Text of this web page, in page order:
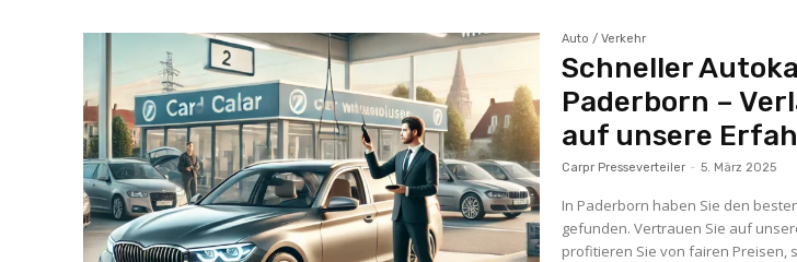
Auto / Verkehr
Schneller
Paderborn –
auf unsere
Carpr Presseverteiler - 5. März 2025
In Paderborn haben Sie den
gefunden. Vertrauen Sie auf
profitieren Sie von fairen Preisen,